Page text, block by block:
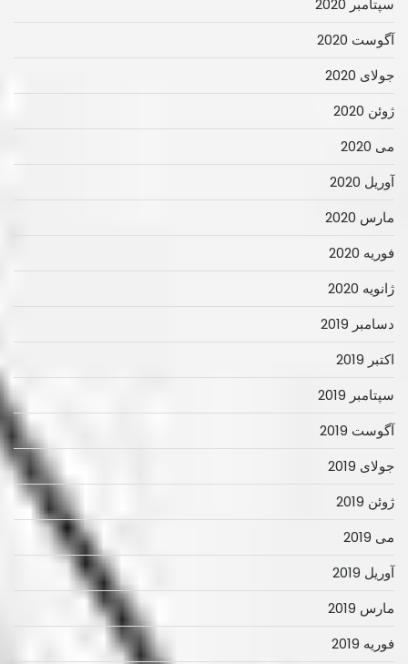
سپتامبر 2020
آگوست 2020
جولای 2020
ژوئن 2020
می 2020
آوریل 2020
مارس 2020
فوریه 2020
ژانویه 2020
دسامبر 2019
اکتبر 2019
سپتامبر 2019
آگوست 2019
جولای 2019
ژوئن 2019
می 2019
آوریل 2019
مارس 2019
فوریه 2019